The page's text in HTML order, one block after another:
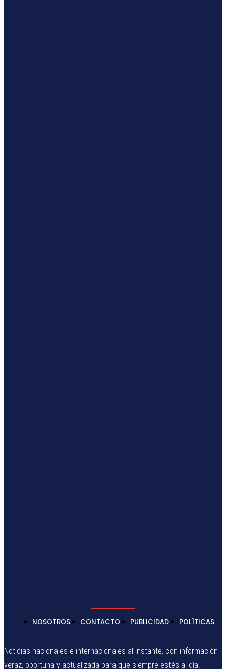
NOSOTROS CONTACTO PUBLICIDAD POLÍTICAS
Noticias nacionales e internacionales al instante, con información
veraz, oportuna y actualizada para que siempre estés al día.